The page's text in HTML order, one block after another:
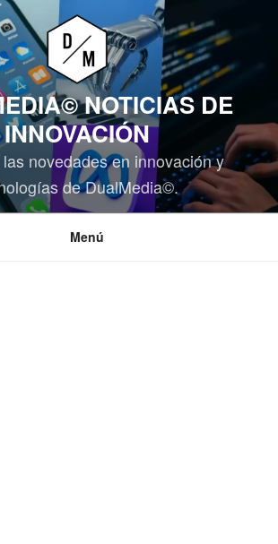
NOTICIAS DE
INNOVACIÓN
novedades en innovación y
de DualMedia©.
Menú